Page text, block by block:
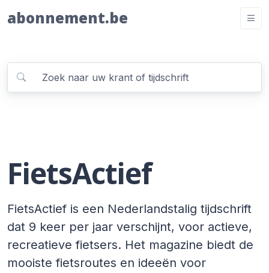
abonnement.be
FietsActief
FietsActief is een Nederlandstalig tijdschrift
dat 9 keer per jaar verschijnt, voor actieve,
recreatieve fietsers. Het magazine biedt de
mooiste fietsroutes en ideeën voor